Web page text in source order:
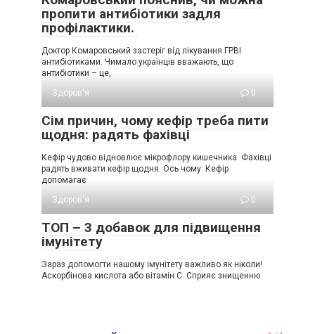
пропити антибіотики задля
профілактики.
Доктор Комаровський застеріг від лікування ГРВІ
антибіотиками. Чимало українців вважають, що
антибіотики – це,
Здоров'я
0
Сім причин, чому кефір треба пити
щодня: радять фахівці
Кефір чудово відновлює мікрофлору кишечника. Фахівці
радять вживати кефір щодня. Ось чому: Кефір
допомагає
Здоров'я
0
ТОП – 3 добавок для підвищення
імунітету
Зараз допомогти нашому імунітету важливо як ніколи!
Аскорбінова кислота або вітамін С. Сприяє знищенню